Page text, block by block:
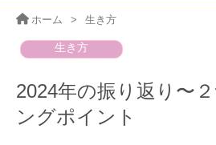
ホーム > 生き方
生き方
2024年の振り返り〜
ングポイント